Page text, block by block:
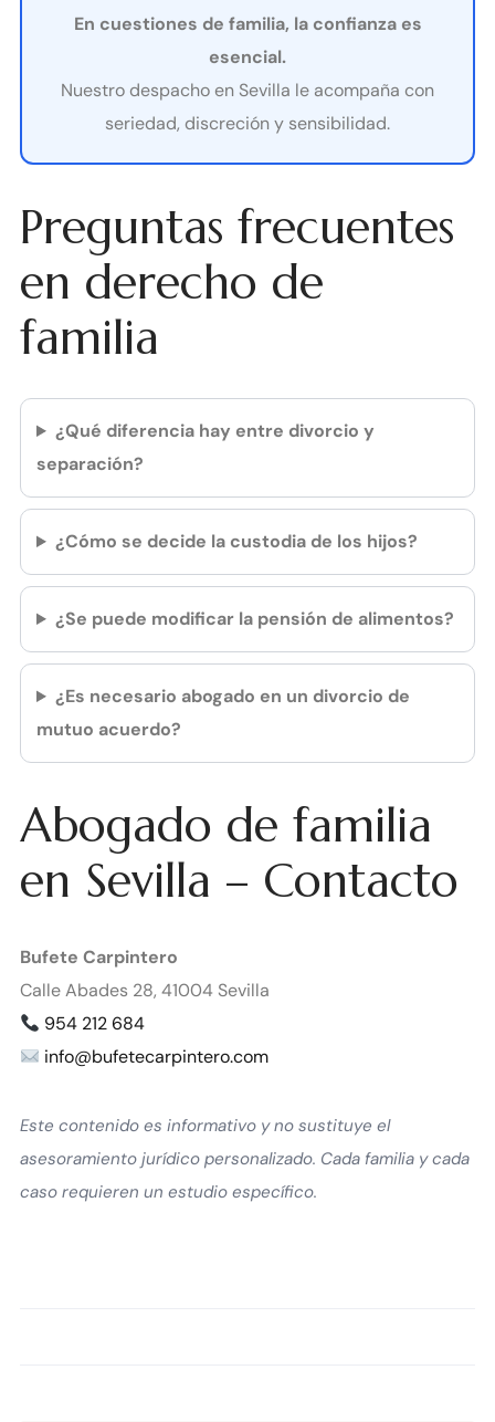
En cuestiones de familia, la confianza es
esencial.
Nuestro despacho en Sevilla le acompaña con
seriedad, discreción y sensibilidad.
Preguntas frecuentes
en derecho de
familia
¿Qué diferencia hay entre divorcio y
separación?
¿Cómo se decide la custodia de los hijos?
¿Se puede modificar la pensión de alimentos?
¿Es necesario abogado en un divorcio de
mutuo acuerdo?
Abogado de familia
en Sevilla – Contacto
Bufete Carpintero
Calle Abades 28, 41004 Sevilla
954 212 684
info@bufetecarpintero.com
Este contenido es informativo y no sustituye el
asesoramiento jurídico personalizado. Cada familia y cada
caso requieren un estudio específico.